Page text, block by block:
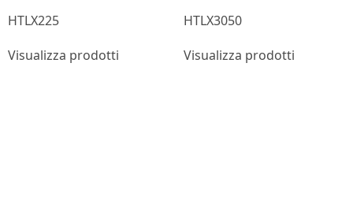
HTLX225
Visualizza prodotti
HTLX3050
Visualizza prodotti